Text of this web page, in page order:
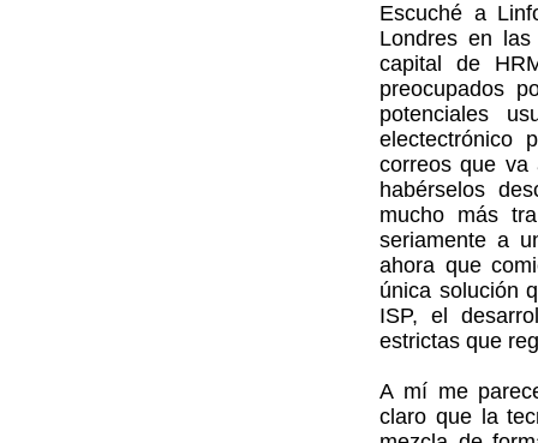
Escuché a
Londres en
capital de
preocupados
potenciales
electectrónico
correos que va
habérselos
mucho más
seriamente a
ahora que
única solución
ISP, el
estrictas que
A mí me
claro que la